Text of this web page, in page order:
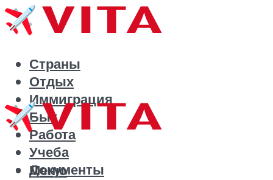
Страны
Отдых
Иммиграция
Быт
Работа
Учеба
Документы
Меню